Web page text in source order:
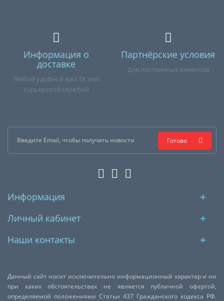
Информация о
доставке
Любой удобной вам ТК или
курьерской службой
Партнёрские условия
Для постоянных клиентов
Готово
Информация
Личный кабинет
Наши контакты
Данный сайт носит исключительно информационный характер и ни
при каких обстоятельствах не является публичной офертой,
определяемой положениями Статьи 437 Гражданского кодекса РФ.